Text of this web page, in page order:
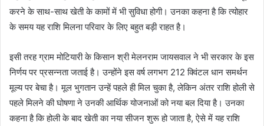
करने के साथ-साथ खेती के कामों में भी सुविधा होगी। उनका कहना है कि त्योहार
के समय यह राशि मिलना परिवार के लिए बहुत बड़ी राहत है।
इसी तरह ग्राम मोटियारी के किसान श्री मेलनराम जायसवाल ने भी सरकार के इस
निर्णय पर प्रसन्नता जताई है। उन्होंने इस वर्ष लगभग 212 क्विंटल धान समर्थन
मूल्य पर बेचा है। मूल भुगतान उन्हें पहले ही मिल चुका है, लेकिन अंतर राशि होली से
पहले मिलने की घोषणा ने उनकी आर्थिक योजनाओं को नया बल दिया है। उनका
कहना है कि होली के बाद खेती का नया सीजन शुरू हो जाता है, ऐसे में यह राशि